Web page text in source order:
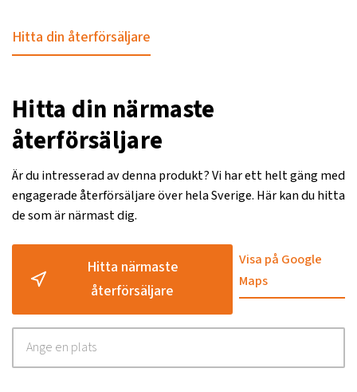
Hitta din återförsäljare
Hitta din närmaste
återförsäljare
Är du intresserad av denna produkt? Vi har ett helt gäng med
engagerade återförsäljare över hela Sverige. Här kan du hitta
de som är närmast dig.
Hitta närmaste
återförsäljare
Visa på Google
Maps